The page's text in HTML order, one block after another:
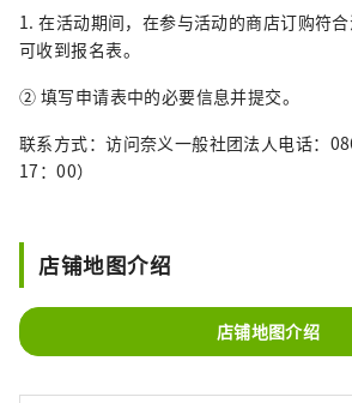
1. 在活动期间，在参与活动的商店订购符
可收到报名表。
② 填写申请表中的必要信息并提交。
联系方式：访问奈义一般社团法人电话：
17：00）
店铺地图介绍
店铺地图介绍